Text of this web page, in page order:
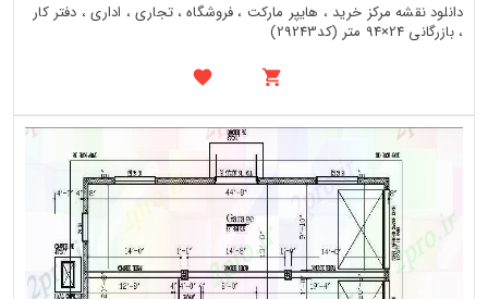
دانلود نقشه مرکز خرید ، هایپر مارکت ، فروشگاه ، تجاری ، اداری ، دفتر کار
، بازرگانی 24×94 متر (کد29243)